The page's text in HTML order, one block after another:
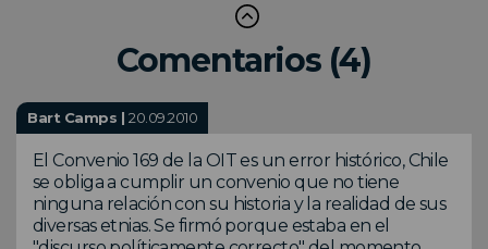
Comentarios (4)
Bart Camps |20.09.2010
El Convenio 169 de la OIT es un error histórico, Chile
se obliga a cumplir un convenio que no tiene
ninguna relación con su historia y la realidad de sus
diversas etnias. Se firmó porque estaba en el